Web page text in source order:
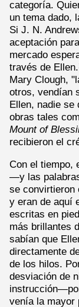
categoría.
un tema dado,
Si J. N.
aceptación
mercado
través de Ellen.
Mary Clough,
otros, vendían
Ellen, nadie se
obras tales
Mount of
recibieron el
Con el tiempo,
—y las
se convirtieron
y eran de aquí
escritas en
más brillantes
sabían que
directamente
de los hilos.
desviación de
venía la mayor